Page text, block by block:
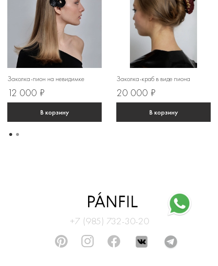
Заколка-пион на невидимке
12 000 ₽
В корзину
Заколка-краб в виде пиона
20 000 ₽
В корзину
+7 (985) 732-30-20